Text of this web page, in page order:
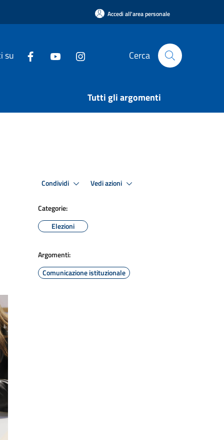
Accedi all'area personale
su Cerca
Tutti gli argomenti
Condividi Vedi azioni
Categorie:
Elezioni
Argomenti:
Comunicazione istituzionale